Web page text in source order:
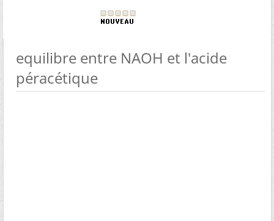
equilibre entre NAOH et l'acide
péracétique